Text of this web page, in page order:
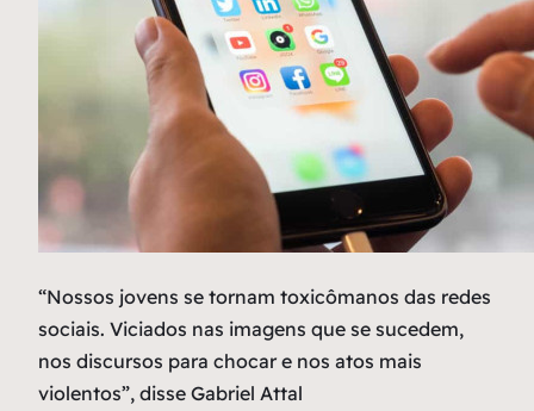
“Nossos jovens se tornam toxicômanos das redes
sociais. Viciados nas imagens que se sucedem,
nos discursos para chocar e nos atos mais
violentos”, disse Gabriel Attal